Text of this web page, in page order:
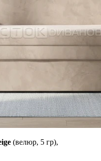
(велюр, 5 гр),